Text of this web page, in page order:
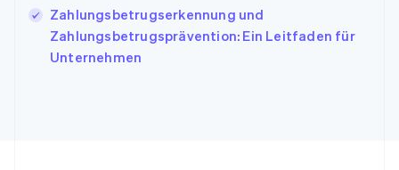
Zahlungsbetrugserkennung und
Zahlungsbetrugsprävention: Ein Leitfaden für
Unternehmen
Liechtenstein
DeutschEnglish
Litauen